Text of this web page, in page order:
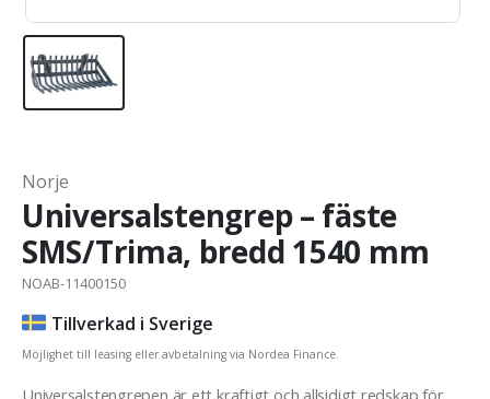
Norje
Universalstengrep – fäste
SMS/Trima, bredd 1540 mm
NOAB-11400150
Tillverkad i Sverige
Möjlighet till leasing eller avbetalning via Nordea Finance.